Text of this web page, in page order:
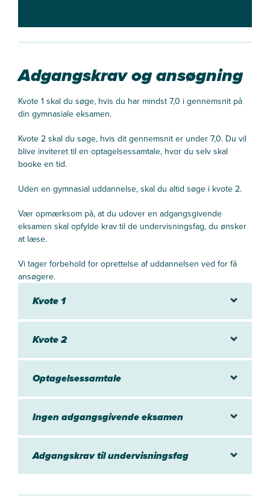
Adgangskrav og ansøgning
Kvote 1 skal du søge, hvis du har mindst 7,0 i gennemsnit på
din gymnasiale eksamen.
Kvote 2 skal du søge, hvis dit gennemsnit er under 7,0. Du vil
blive inviteret til en optagelsessamtale, hvor du selv skal
booke en tid.
Uden en gymnasial uddannelse, skal du altid søge i kvote 2.
Vær opmærksom på, at du udover en adgangsgivende
eksamen skal opfylde krav til de undervisningsfag, du ønsker
at læse.
Vi tager forbehold for oprettelse af uddannelsen ved for få
ansøgere.
Kvote 1
Kvote 2
Optagelsessamtale
Ingen adgangsgivende eksamen
Adgangskrav til undervisningsfag